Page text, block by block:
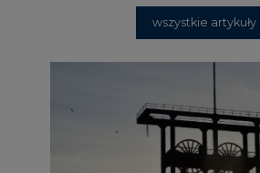
wszystkie artykuły